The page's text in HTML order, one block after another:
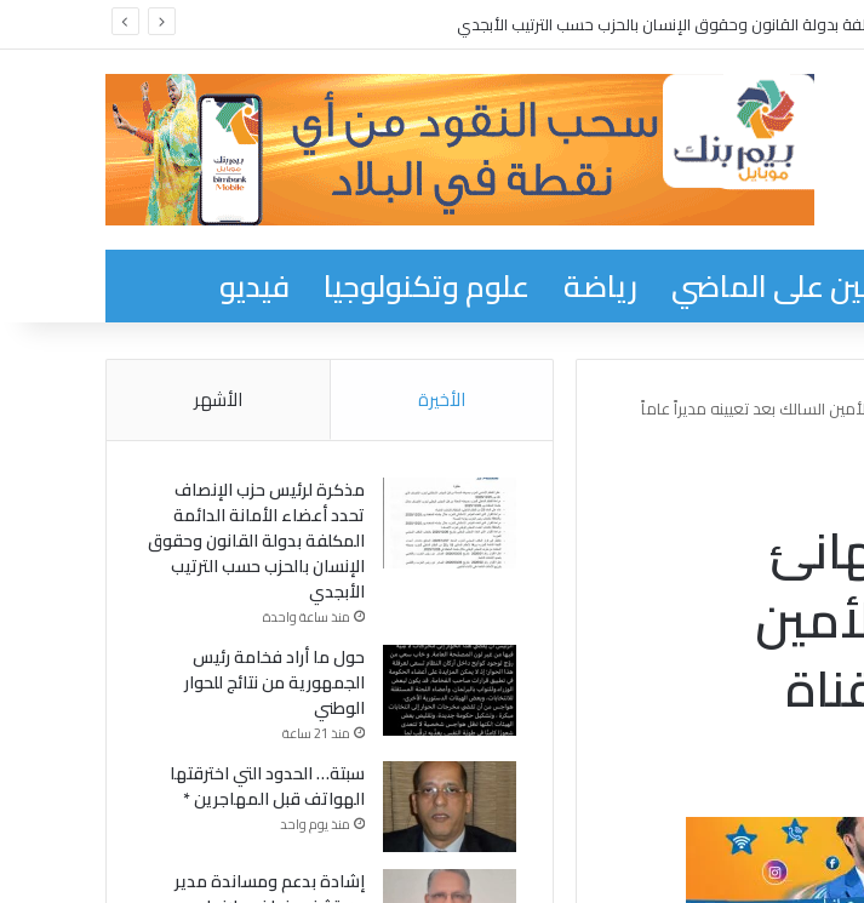
بدولة القانون وحقوق الإنسان بالحزب حسب الترتيب الأبجدي
على الماضي رياضة علوم وتكنولوجيا فيديو
السالك بعد تعيينه مديراً عاماً
الأخيرة الأشهر
مذكرة لرئيس حزب الإنصاف
تحدد أعضاء الأمانة الدائمة
المكلفة بدولة القانون وحقوق
الإنسان بالحزب حسب الترتيب
الأبجدي
منذ ساعة واحدة
حول ما أراد فخامة رئيس
الجمهورية من نتائج للحوار
الوطني
منذ 21 ساعة
سبتة… الحدود التي اخترقتها
الهواتف قبل المهاجرين *
منذ يوم واحد
إشادة بدعم ومساندة مدير